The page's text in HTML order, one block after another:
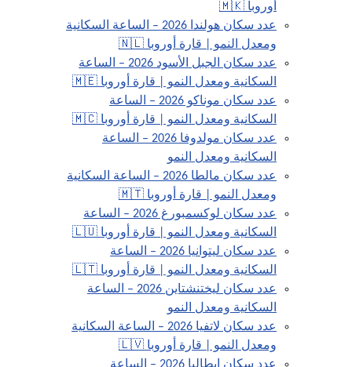
أوروبا 🇲🇰
عدد سكان هولندا 2026 – الساعة السكانية
ومعدل النمو | قارة أوروبا 🇳🇱
عدد سكان الجبل الأسود 2026 – الساعة
السكانية ومعدل النمو | قارة أوروبا 🇲🇪
عدد سكان موناكو 2026 – الساعة
السكانية ومعدل النمو | قارة أوروبا 🇲🇨
عدد سكان مولدوفا 2026 – الساعة
السكانية ومعدل النمو
عدد سكان مالطا 2026 – الساعة السكانية
ومعدل النمو | قارة أوروبا 🇲🇹
عدد سكان لوكسمبورغ 2026 – الساعة
السكانية ومعدل النمو | قارة أوروبا 🇱🇺
عدد سكان ليتوانيا 2026 – الساعة
السكانية ومعدل النمو | قارة أوروبا 🇱🇹
عدد سكان ليختنشتاين 2026 – الساعة
السكانية ومعدل النمو
عدد سكان لاتفيا 2026 – الساعة السكانية
ومعدل النمو | قارة أوروبا 🇱🇻